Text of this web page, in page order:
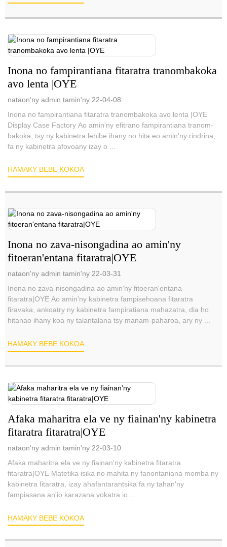
Inona no fampirantiana fitaratra tranombakoka
avo lenta |OYE
nataon'ny admin tamin'ny 22-04-08
Inona no fampirantiana fitaratra tranombakoka avo lenta |OYE
Display Case Factory Ao amin'ny efitrano fampirantiana tranom-
bakoka, tsy ny kabinetra lehibe ihany no hita eo amin'ny rindrina,
fa ny kabinetra afovoany izay o ...
HAMAKY BEBE KOKOA
Inona no zava-nisongadina ao amin'ny
fitoeran'entana fitaratra|OYE
nataon'ny admin tamin'ny 22-03-31
Inona no zava-nisongadina ao amin'ny fitoeran'entana
fitaratra|OYE Ao amin'ny kabinetra fampisehoana fitaratra
firavaka, ankoatry ny kabinetra fampiratiana mahazatra, dia ho
hitanao ihany koa ny talantalana tsy manam-paharoa, ary ny ...
HAMAKY BEBE KOKOA
Afaka maharitra ela ve ny fiainan'ny kabinetra
fitaratra fitaratra|OYE
nataon'ny admin tamin'ny 22-03-10
Afaka maharitra ela ve ny fiainan'ny kabinetra fitaratra
fitaratra|OYE Matetika isika no mahita ny fanontaniana momba ny
kabinetra fitaratra, izay ahafantarantsika fa ny tahan'ny
fampiasana an'io karazana vokatra io ...
HAMAKY BEBE KOKOA